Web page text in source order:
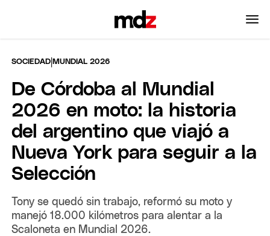
SOCIEDAD |MUNDIAL 2026
De Córdoba al Mundial
2026 en moto: la historia
del argentino que viajó a
Nueva York para seguir a la
Selección
Tony se quedó sin trabajo, reformó su moto y
manejó 18.000 kilómetros para alentar a la
Scaloneta en Mundial 2026.